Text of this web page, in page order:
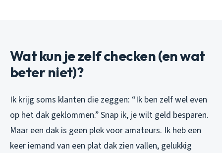
Wat kun je zelf checken (en wat
beter niet)?
Ik krijg soms klanten die zeggen: “Ik ben zelf wel even
op het dak geklommen.” Snap ik, je wilt geld besparen.
Maar een dak is geen plek voor amateurs. Ik heb een
keer iemand van een plat dak zien vallen, gelukkig